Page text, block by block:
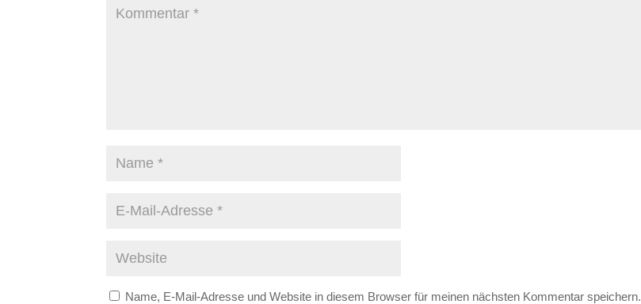
Name, E-Mail-Adresse und Website in diesem Browser für meinen nächsten Kommentar speichern.